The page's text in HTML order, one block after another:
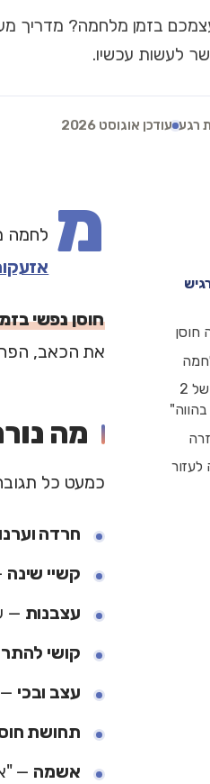
בזמן מלחמה? מדריך
רגע עודכן אוגוסט 2026
חוסן
תכל׳ס: תרגיל של 2
לעזור
מ לחמה
חוסן נפשי
את הכאב,
מה
כמעט כל
חרדה
קשיי שינה
עצבנות —
קושי
עצב ובכי
תחושת
אשמה —